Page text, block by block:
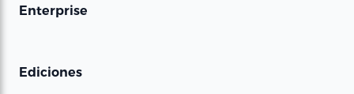
Enterprise
Ediciones